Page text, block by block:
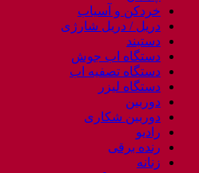
خردکن و آسیاب
دریل / دریل شارژی
دستبند
دستگاه اب جوش
دستگاه تصفیه اب
دستگاه لیزر
دوربین
دوربین شکاری
رادیو
رنده برقی
زنانه